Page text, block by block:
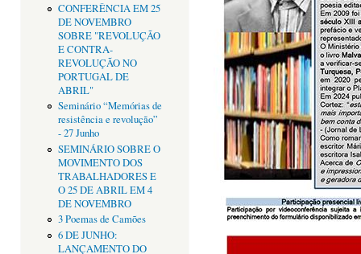
CONFERÊNCIA EM 25
DE NOVEMBRO
SOBRE "REVOLUÇÃO
E CONTRA-
REVOLUÇÃO NO
PORTUGAL DE
ABRIL"
Seminário “Memórias de
resistência e revolução”
- 27 Junho
SEMINÁRIO SOBRE O
MOVIMENTO DOS
TRABALHADORES E
O 25 DE ABRIL EM 4
DE NOVEMBRO
3 Poemas de Camões
6 DE JUNHO:
LANÇAMENTO DO